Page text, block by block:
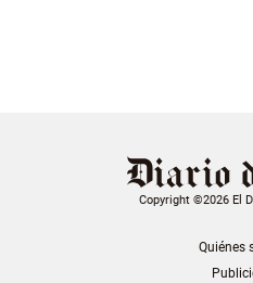
Copyright ©2026 El
Quiénes